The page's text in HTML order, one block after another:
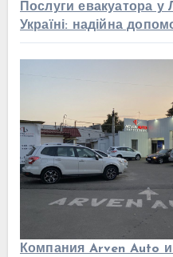
Послуги евакуатора у
Україні: надійна
Компания Arven Auto